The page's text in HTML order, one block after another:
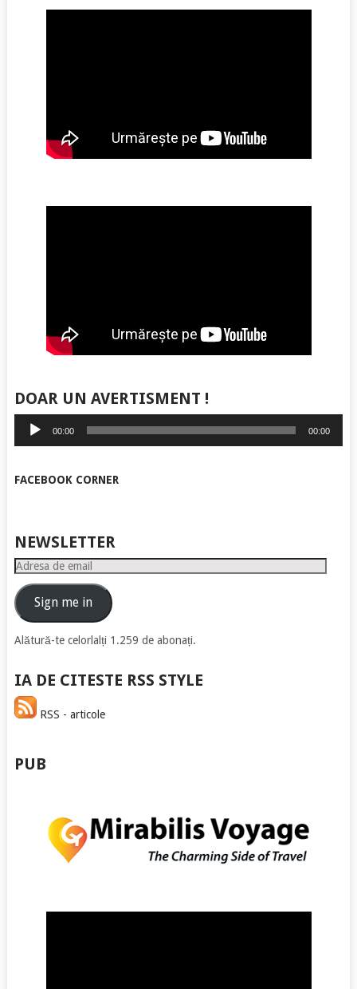
DOAR UN AVERTISMENT !
Player
audio
00:00 00:00
FACEBOOK CORNER
NEWSLETTER
Adresa
emailSign me in
Alătură-te celorlalți 1.259 de abonați.
IA DE CITESTE RSS STYLE
RSS - articole
PUB